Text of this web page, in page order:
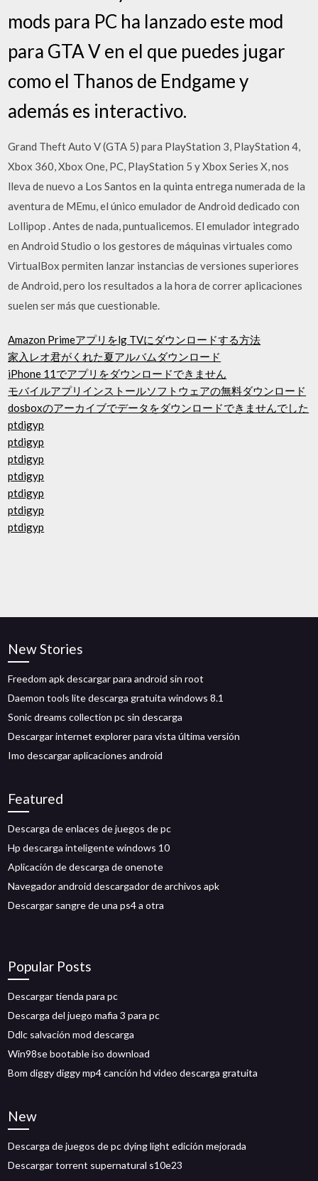
mods para PC ha lanzado este mod
para GTA V en el que puedes jugar
como el Thanos de Endgame y
además es interactivo.
Grand Theft Auto V (GTA 5) para PlayStation 3, PlayStation 4,
Xbox 360, Xbox One, PC, PlayStation 5 y Xbox Series X, nos
lleva de nuevo a Los Santos en la quinta entrega numerada de la
aventura de MEmu, el único emulador de Android dedicado con
Lollipop . Antes de nada, puntualicemos. El emulador integrado
en Android Studio o los gestores de máquinas virtuales como
VirtualBox permiten lanzar instancias de versiones superiores
de Android, pero los resultados a la hora de correr aplicaciones
suelen ser más que cuestionable.
Amazon Primeアプリをlg TVにダウンロードする方法
家入レオ君がくれた夏アルバムダウンロード
iPhone 11でアプリをダウンロードできません
モバイルアプリインストールソフトウェアの無料ダウンロード
dosboxのアーカイブでデータをダウンロードできませんでした
ptdigyp
ptdigyp
ptdigyp
ptdigyp
ptdigyp
ptdigyp
ptdigyp
New Stories
Freedom apk descargar para android sin root
Daemon tools lite descarga gratuita windows 8.1
Sonic dreams collection pc sin descarga
Descargar internet explorer para vista última versión
Imo descargar aplicaciones android
Featured
Descarga de enlaces de juegos de pc
Hp descarga inteligente windows 10
Aplicación de descarga de onenote
Navegador android descargador de archivos apk
Descargar sangre de una ps4 a otra
Popular Posts
Descargar tienda para pc
Descarga del juego mafia 3 para pc
Ddlc salvación mod descarga
Win98se bootable iso download
Bom diggy diggy mp4 canción hd video descarga gratuita
New
Descarga de juegos de pc dying light edición mejorada
Descargar torrent supernatural s10e23